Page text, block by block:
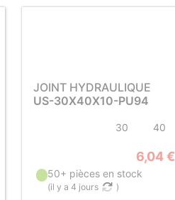
JOINT HYDRAULIQUE
US-30X40X10-PU94
30 40
6,04 €
50+ pièces en stock
(il y a 4 jours )